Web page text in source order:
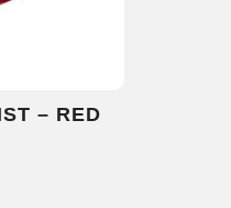
– RED